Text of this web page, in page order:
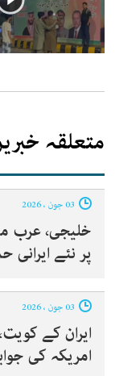
متعلقہ
خلیجی، عرب
پر نئے
ایران کے
امریکہ کی